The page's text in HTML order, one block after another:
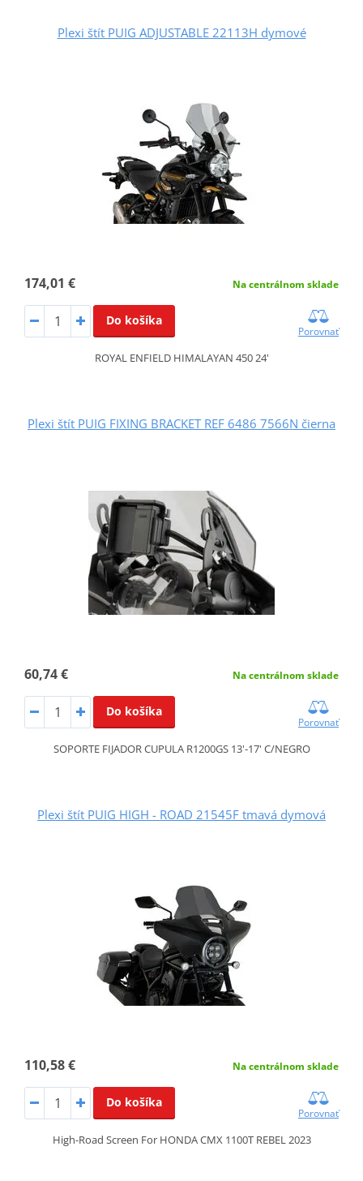
Plexi štít PUIG ADJUSTABLE 22113H dymové
174,01 € Na centrálnom sklade
Do košíka
Porovnať
ROYAL ENFIELD HIMALAYAN 450 24'
Plexi štít PUIG FIXING BRACKET REF 6486 7566N čierna
60,74 € Na centrálnom sklade
Do košíka
Porovnať
SOPORTE FIJADOR CUPULA R1200GS 13'-17' C/NEGRO
Plexi štít PUIG HIGH - ROAD 21545F tmavá dymová
110,58 € Na centrálnom sklade
Do košíka
Porovnať
High-Road Screen For HONDA CMX 1100T REBEL 2023